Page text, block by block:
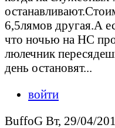
6,5лямов другая.А
что ночью на НС
люлечник
день остановят...
войти
BuffoG Вт, 29/04/